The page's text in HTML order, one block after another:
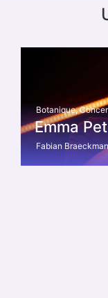
Botanique,
Emma
Fabian Braeckman